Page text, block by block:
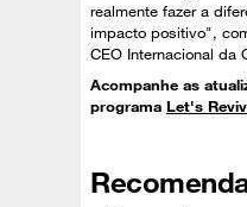
realmente fazer a
impacto positivo",
CEO Internacional da
Acompanhe as
programa Let's